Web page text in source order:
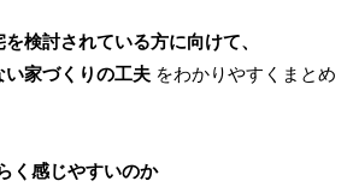
検討されている方に向けて、
家づくりの工夫 をわかりやすくまとめ
く感じやすいのか